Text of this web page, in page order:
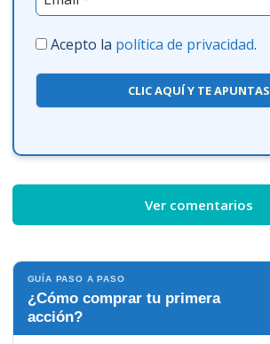
Acepto la política de privacidad.
CLIC AQUÍ Y TE APUNTAS
Ver comentarios
GUÍA PASO A PASO
¿Cómo comprar tu primera
acción?